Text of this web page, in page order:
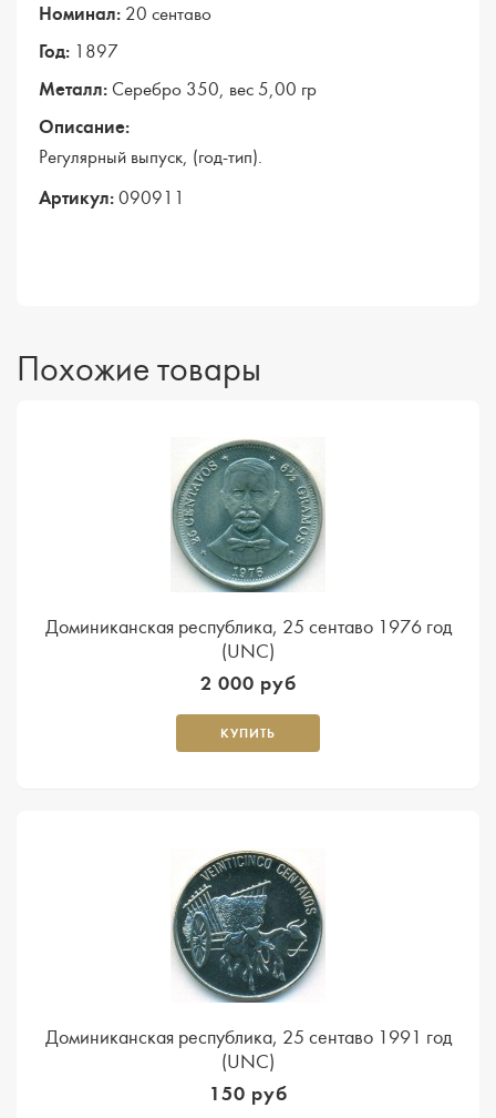
Номинал: 20 сентаво
Год: 1897
Металл: Серебро 350, вес 5,00 гр
Описание:
Регулярный выпуск, (год-тип).
Артикул: 090911
Похожие товары
Доминиканская республика, 25 сентаво 1976 год
(UNC)
2 000 руб
КУПИТЬ
Доминиканская республика, 25 сентаво 1991 год
(UNC)
150 руб